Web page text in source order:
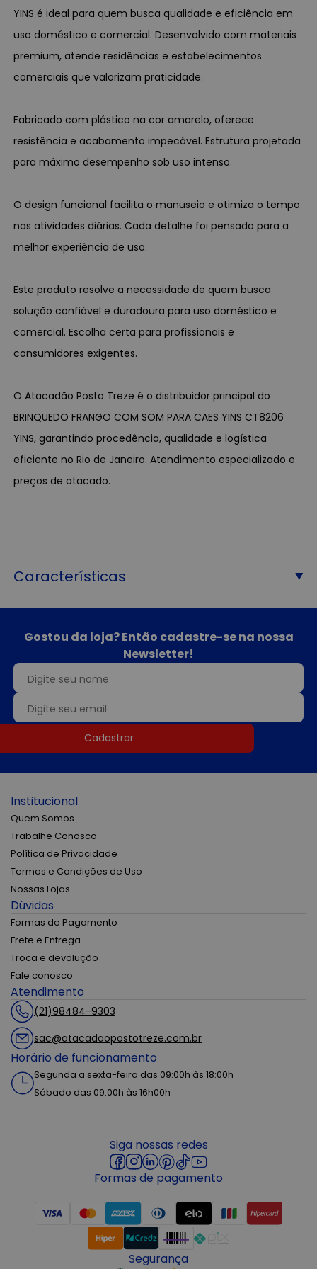
YINS é ideal para quem busca qualidade e eficiência em
uso doméstico e comercial. Desenvolvido com materiais
premium, atende residências e estabelecimentos
comerciais que valorizam praticidade.
Fabricado com plástico na cor amarelo, oferece
resistência e acabamento impecável. Estrutura projetada
para máximo desempenho sob uso intenso.
O design funcional facilita o manuseio e otimiza o tempo
nas atividades diárias. Cada detalhe foi pensado para a
melhor experiência de uso.
Este produto resolve a necessidade de quem busca
solução confiável e duradoura para uso doméstico e
comercial. Escolha certa para profissionais e
consumidores exigentes.
O Atacadão Posto Treze é o distribuidor principal do
BRINQUEDO FRANGO COM SOM PARA CAES YINS CT8206
YINS, garantindo procedência, qualidade e logística
eficiente no Rio de Janeiro. Atendimento especializado e
preços de atacado.
Características
Gostou da loja? Então cadastre-se na nossa
Newsletter!
Cadastrar
Institucional
Quem Somos
Trabalhe Conosco
Política de Privacidade
Termos e Condições de Uso
Nossas Lojas
Dúvidas
Formas de Pagamento
Frete e Entrega
Troca e devolução
Fale conosco
Atendimento
(21)98484-9303
sac@atacadaopostotreze.com.br
Horário de funcionamento
Segunda a sexta-feira das 09:00h às 18:00h
Sábado das 09:00h às 16h00h
Siga nossas redes
Formas de pagamento
Segurança